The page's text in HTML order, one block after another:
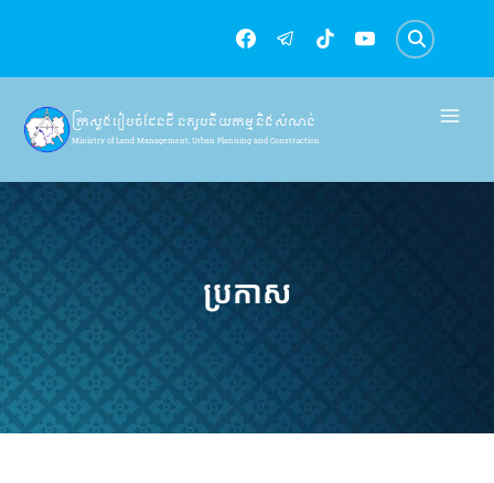
content
ក្រសួងរៀបចំដែនដី នគរូបនីយកម្ម និងសំណង់
Ministry of Land Management, Urban Planning and Construction
ប្រកាស